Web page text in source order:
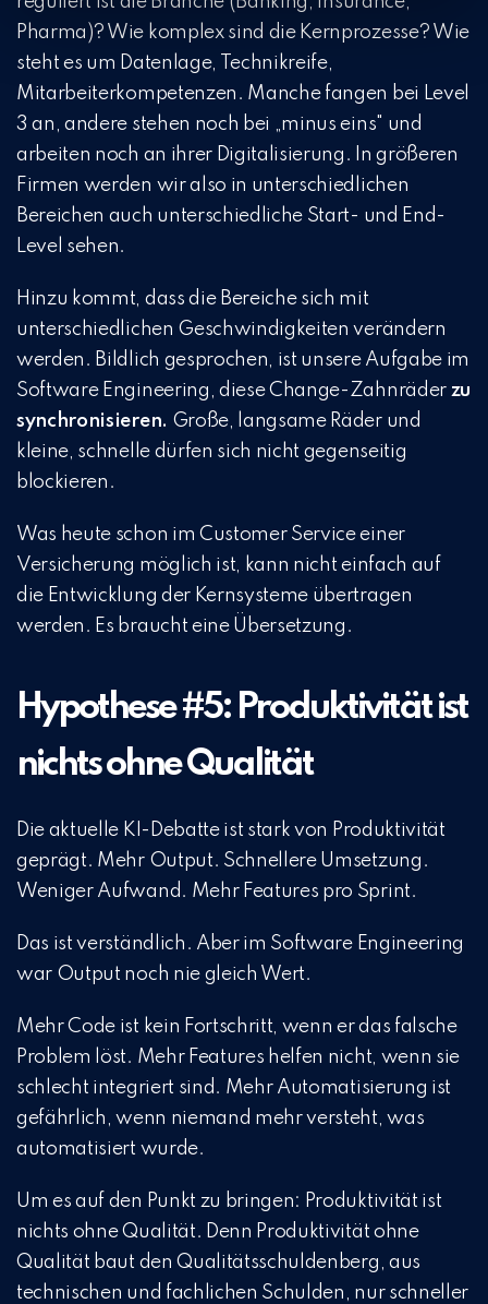
Pharma)? Wie komplex sind die Kernprozesse? Wie
steht es um Datenlage, Technikreife,
Mitarbeiterkompetenzen. Manche fangen bei Level
3 an, andere stehen noch bei „minus eins" und
arbeiten noch an ihrer Digitalisierung. In größeren
Firmen werden wir also in unterschiedlichen
Bereichen auch unterschiedliche Start- und End-
Level sehen.
Hinzu kommt, dass die Bereiche sich mit
unterschiedlichen Geschwindigkeiten verändern
werden. Bildlich gesprochen, ist unsere Aufgabe im
Software Engineering, diese Change-Zahnräderzu
synchronisieren. Große, langsame Räder und
kleine, schnelle dürfen sich nicht gegenseitig
blockieren.
Was heute schon im Customer Service einer
Versicherung möglich ist, kann nicht einfach auf
die Entwicklung der Kernsysteme übertragen
werden. Es braucht eine Übersetzung.
Hypothese #5: Produktivität ist
nichts ohne Qualität
Die aktuelle KI-Debatte ist stark von Produktivität
geprägt. Mehr Output. Schnellere Umsetzung.
Weniger Aufwand. Mehr Features pro Sprint.
Das ist verständlich. Aber im Software Engineering
war Output noch nie gleich Wert.
Mehr Code ist kein Fortschritt, wenn er das falsche
Problem löst. Mehr Features helfen nicht, wenn sie
schlecht integriert sind. Mehr Automatisierung ist
gefährlich, wenn niemand mehr versteht, was
automatisiert wurde.
Um es auf den Punkt zu bringen: Produktivität ist
nichts ohne Qualität. Denn Produktivität ohne
Qualität baut den Qualitätsschuldenberg, aus
technischen und fachlichen Schulden, nur schneller